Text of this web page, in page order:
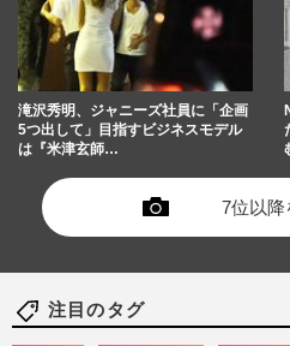
滝沢秀明、ジャニーズ社員に「企画
5つ出して」目指すビジネスモデル
は『米津玄師…
7位以降
注目のタグ